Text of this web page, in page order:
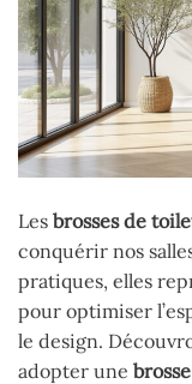
Les brosses de
conquérir nos
pratiques, elles
pour optimiser
le design.
adopter une